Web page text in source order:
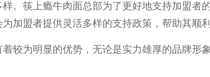
筷上瘾牛肉面总部为了更好地支持加盟者
加盟者提供灵活多样的支持政策，帮助其顺
为明显的优势，无论是实力雄厚的品牌形